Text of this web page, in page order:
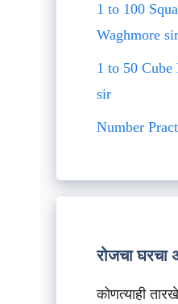
1 to 100
Waghmore sir
1 to 50 Cube
sir
Number
रोजचा
कोणत्याही